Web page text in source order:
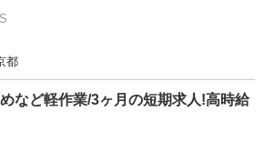
都
など軽作業/3ヶ月の短期求人!高時給